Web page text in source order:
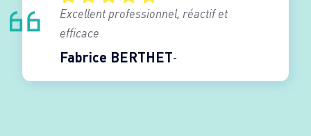
Fabrice BERTHET
Excellent professionnel, réactif et
efficace